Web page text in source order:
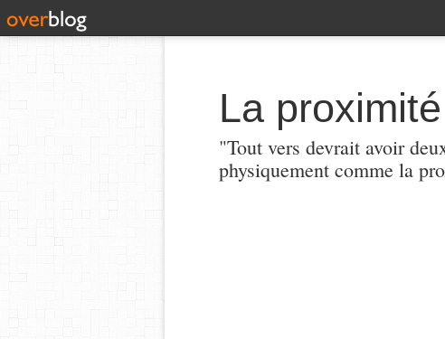
La
"Tout vers devrait avoir
physiquement comme la